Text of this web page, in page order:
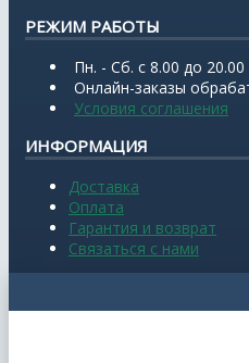
РЕЖИМ РАБОТЫ
Пн. - Сб. с 8.00 до 20.00
Онлайн-заказы
Условия соглашения
ИНФОРМАЦИЯ
Доставка
Оплата
Гарантия и возврат
Связаться с нами